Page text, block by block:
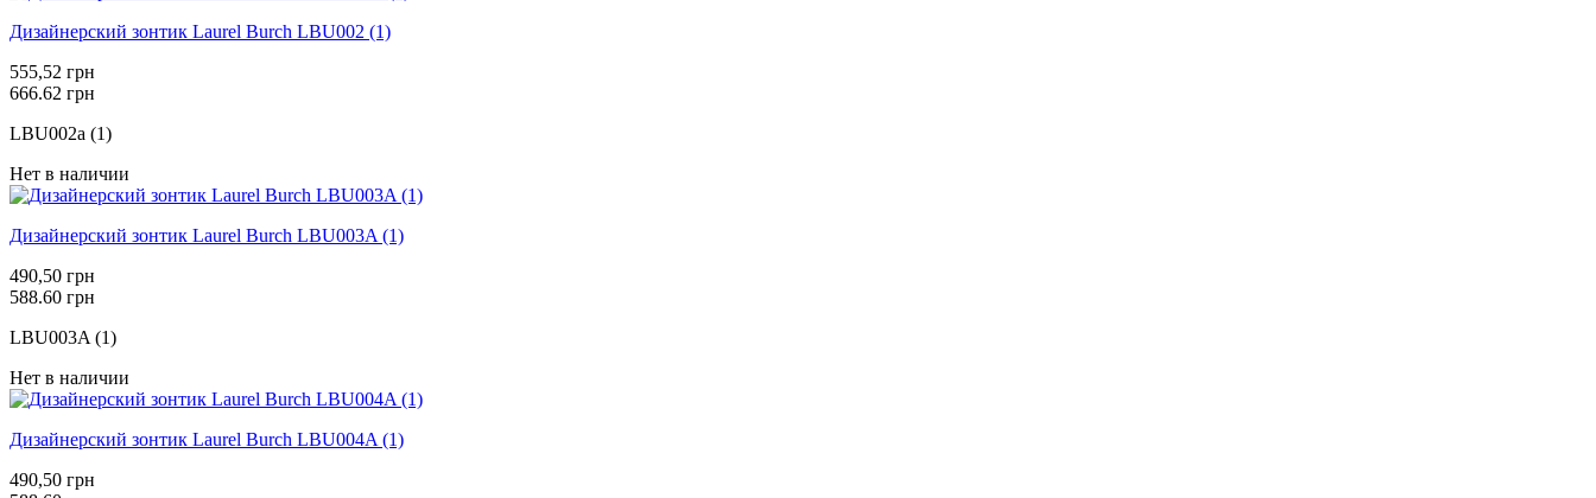
Дизайнерский зонтик Laurel Burch LBU002 (1)
555,52 грн
666.62 грн
LBU002a (1)
Нет в наличии
Дизайнерский зонтик Laurel Burch LBU003A (1)
490,50 грн
588.60 грн
LBU003A (1)
Нет в наличии
Дизайнерский зонтик Laurel Burch LBU004A (1)
490,50 грн